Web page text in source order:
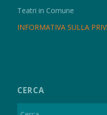
Teatri in Comune
INFORMATIVA SULLA
CERCA